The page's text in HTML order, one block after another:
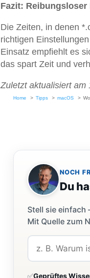
Fazit:
Die Zeiten, in denen
richtigen
Einsatz empfiehlt es
das spart Zeit und
Zuletzt aktualisiert am
Home Tipps macOS
NOCH
Du
Stell sie
Mit Quelle zum
✅Geprüftes